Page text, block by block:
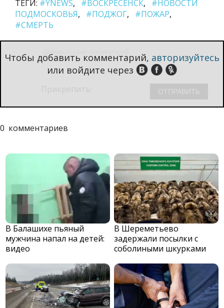
o
ТЕГИ: #YNEWS #ВОСКРЕСЕНСК
#НОВОСТИ
ПОДМОСКОВЬЯ
#ПОДЖОГ
#ПОЖАР
#СМЕРТЬ
Чтобы добавить комментарий, авторизуйтесь
или войдите через
0 комментариев
В Балашихе пьяный
мужчина напал на детей:
видео
В Шереметьево
задержали посылки с
соболиными шкурками